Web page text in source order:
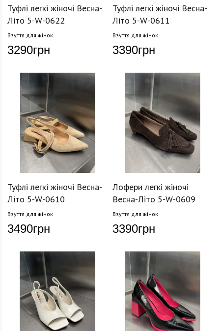
Туфлі легкі жіночі Весна-
Літо 5-W-0622
Взуття для жінок
3290грн
Туфлі легкі жіночі Весна-
Літо 5-W-0611
Взуття для жінок
3390грн
Туфлі легкі жіночі Весна-
Літо 5-W-0610
Взуття для жінок
3490грн
Лофери легкі жіночі
Весна-Літо 5-W-0609
Взуття для жінок
3390грн